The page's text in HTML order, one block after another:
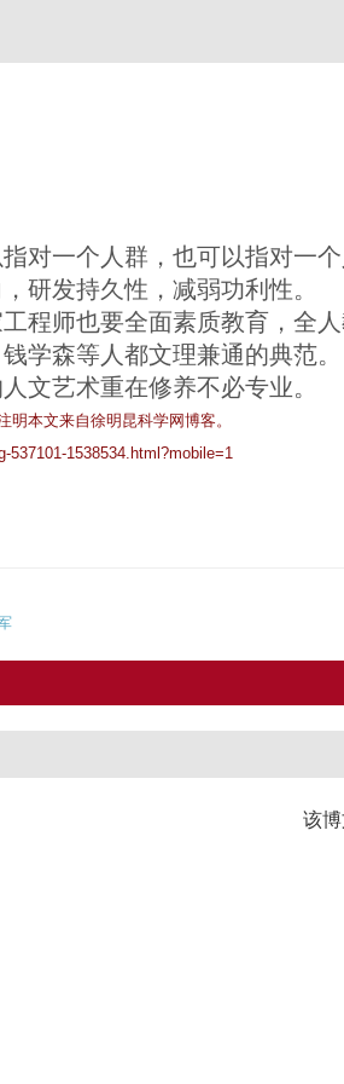
对一个人群，也可以指对一个
研发持久性，减弱功利性。
程师也要全面素质教育，全人
学森等人都文理兼通的典范。
文艺术重在修养不必专业。
本文来自徐明昆科学网博客。
1538534.html?mobile=1
该